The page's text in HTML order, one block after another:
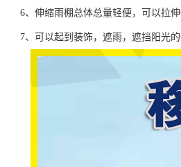
6、伸缩雨棚总体总量轻便，可以拉伸
7、可以起到装饰，遮雨，遮挡阳光的